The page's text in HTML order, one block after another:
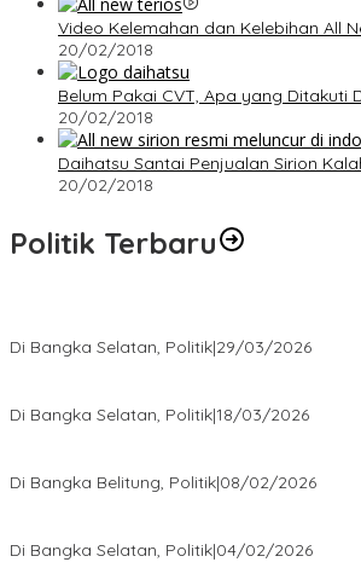
Video Kelemahan dan Kelebihan All
20/02/2018
Belum Pakai CVT, Apa yang Ditakuti
20/02/2018
Daihatsu Santai Penjualan Sirion
20/02/2018
Politik Terbaru
Di Bangka Selatan, Politik|29/03/2026
Di Bangka Selatan, Politik|18/03/2026
Di Bangka Belitung, Politik|08/02/2026
Di Bangka Selatan, Politik|04/02/2026